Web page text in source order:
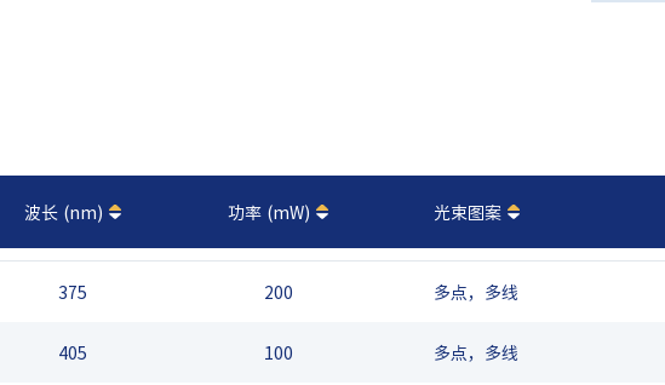
波长 (nm) 功率 (mW) 光束图案
375 200 多点，多线
405 100 多点，多线